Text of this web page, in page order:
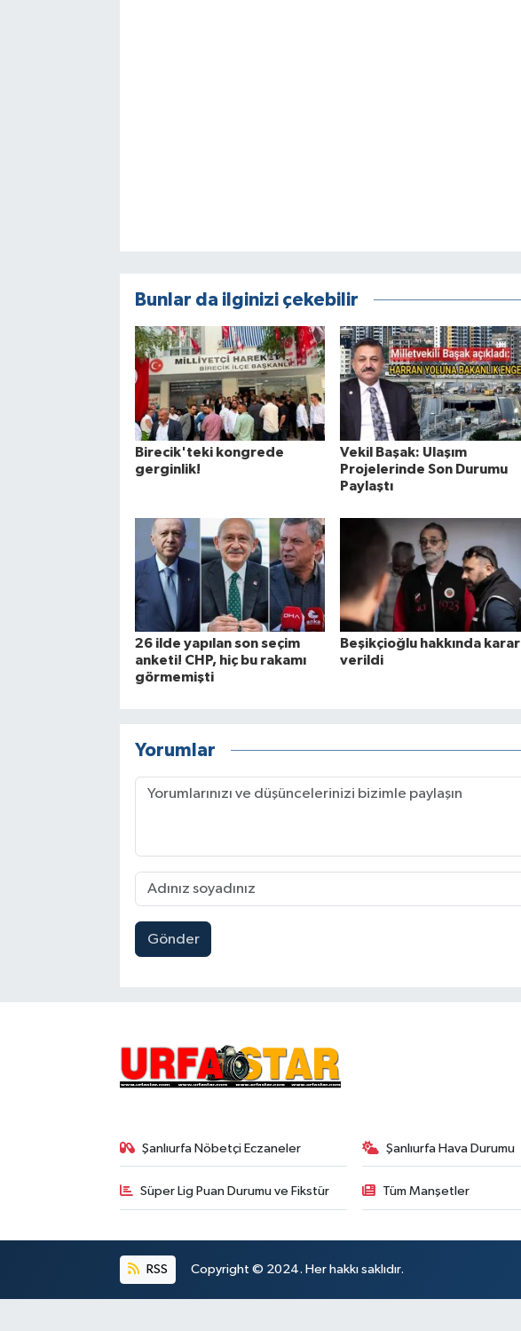
Bunlar da ilginizi çekebilir
Birecik'teki kongrede
gerginlik!
Vekil Başak: Ulaşım
Projelerinde Son Durumu
Paylaştı
26 ilde yapılan son seçim
anketi! CHP, hiç bu rakamı
görmemişti
Beşikçioğlu hakkında karar
verildi
Yorumlar
Gönder
Şanlıurfa Nöbetçi Eczaneler Şanlıurfa Hava Durumu
Süper Lig Puan Durumu ve Fikstür Tüm Manşetler
RSS Copyright © 2024. Her hakkı saklıdır.